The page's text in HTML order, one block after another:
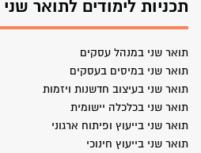
תכניות לימודים לתואר שני
תואר שני במנהל עסקים
תואר שני במיסים בעסקים
תואר שני בעיצוב חדשנות ויזמות
תואר שני בכלכלה יישומית
תואר שני בייעוץ ופיתוח ארגוני
תואר שני בייעוץ חינוכי